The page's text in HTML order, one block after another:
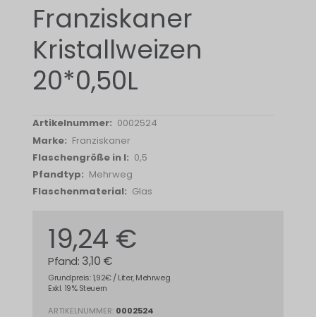
Anfang
Bildergalerie
springen
Franziskaner
Kristallweizen
20*0,50L
0002524
Franziskaner
0,5
Mehrweg
Glas
19,24 €
Grundpreis: 1,92€ / Liter, Mehrweg
3,10 €
Exkl. 19% Steuern
ARTIKELNUMMER 0002524